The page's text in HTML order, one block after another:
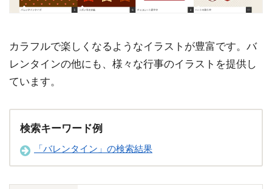
カラフルで楽しくなるようなイラストが豊富です。バ
レンタインの他にも、様々な行事のイラストを提供し
ています。
検索キーワード例
「バレンタイン」の検索結果